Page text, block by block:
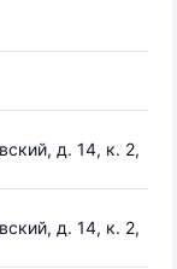
д. 14, к. 2,
д. 14, к. 2,